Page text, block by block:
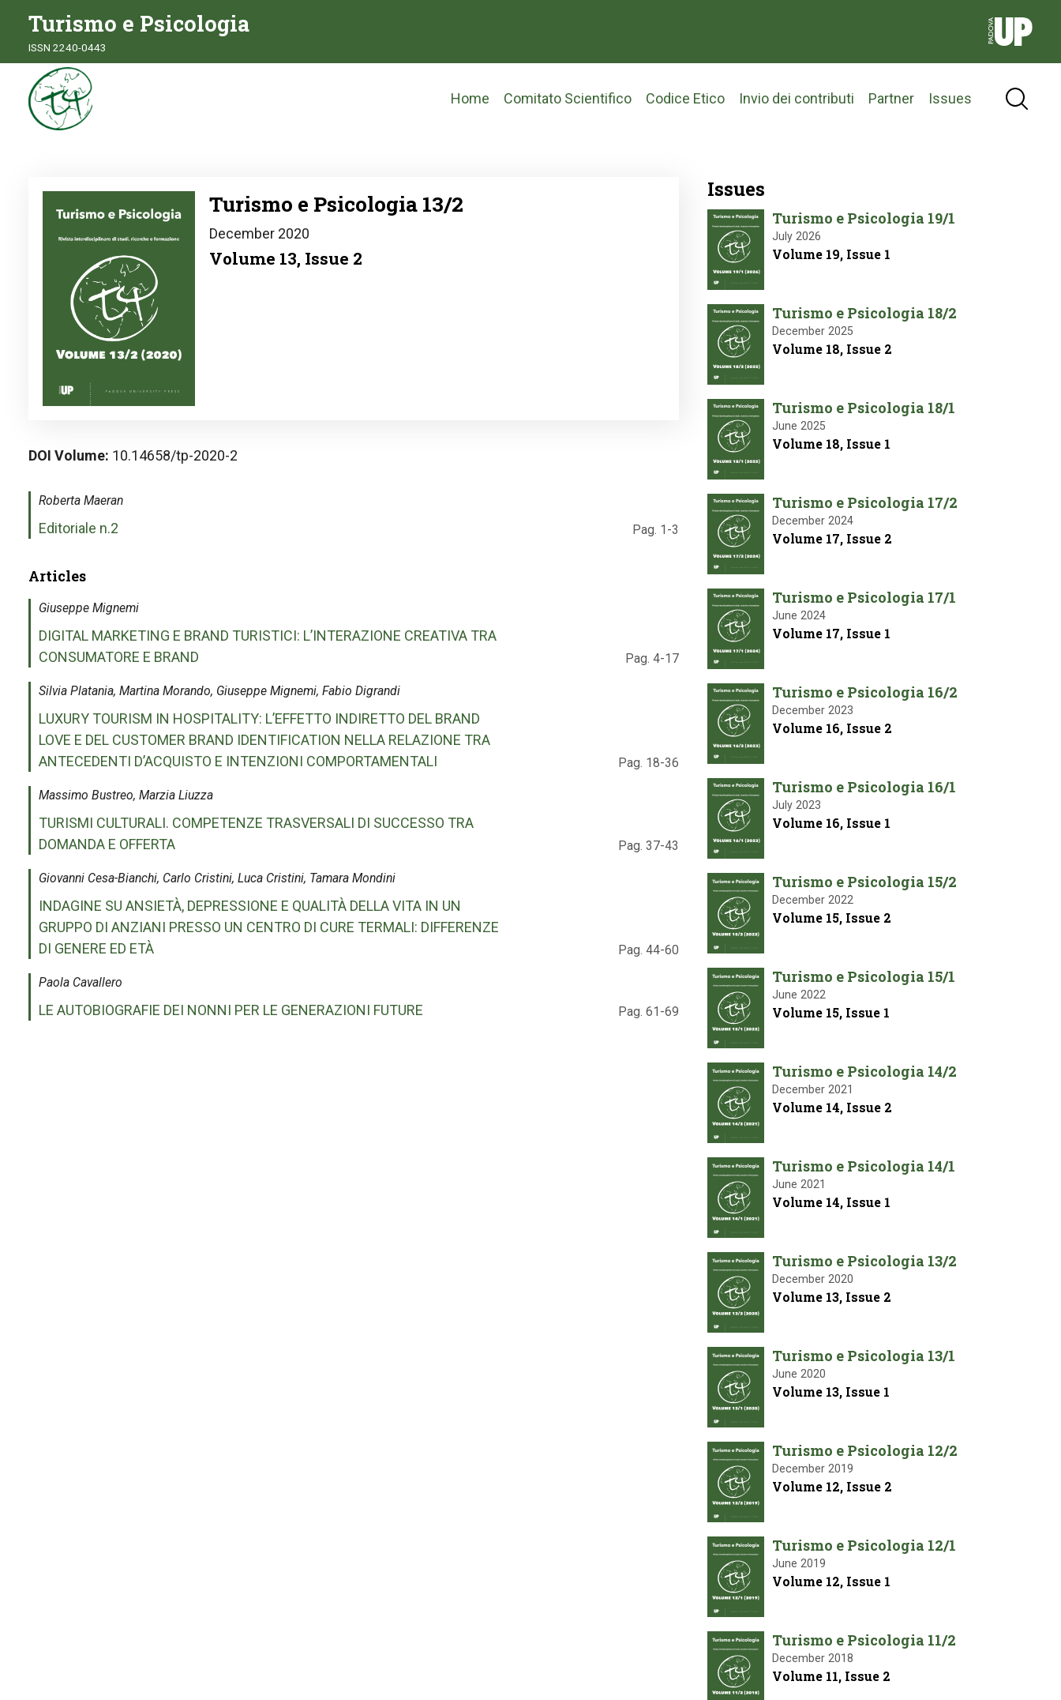
Turismo e Psicologia
ISSN 2240-0443
Main
Home Comitato Scientifico Codice Etico Invio dei contributi Partner Issues
Turismo e Psicologia 13/2
December 2020
Volume 13, Issue 2
DOI Volume 10.14658/tp-2020-2
Roberta Maeran
Editoriale n.2 Pag. 1-3
Articles
Giuseppe Mignemi
DIGITAL MARKETING E BRAND TURISTICI: L’INTERAZIONE CREATIVA TRA
CONSUMATORE E BRAND
Pag. 4-17
Silvia Platania, Martina Morando, Giuseppe Mignemi, Fabio Digrandi
LUXURY TOURISM IN HOSPITALITY: L’EFFETTO INDIRETTO DEL BRAND
LOVE E DEL CUSTOMER BRAND IDENTIFICATION NELLA RELAZIONE TRA
ANTECEDENTI D’ACQUISTO E INTENZIONI COMPORTAMENTALI
Pag. 18-36
Massimo Bustreo, Marzia Liuzza
TURISMI CULTURALI. COMPETENZE TRASVERSALI DI SUCCESSO TRA
DOMANDA E OFFERTA
Pag. 37-43
Giovanni Cesa-Bianchi, Carlo Cristini, Luca Cristini, Tamara Mondini
INDAGINE SU ANSIETÀ, DEPRESSIONE E QUALITÀ DELLA VITA IN UN
GRUPPO DI ANZIANI PRESSO UN CENTRO DI CURE TERMALI: DIFFERENZE
DI GENERE ED ETÀ
Pag. 44-60
Paola Cavallero
LE AUTOBIOGRAFIE DEI NONNI PER LE GENERAZIONI FUTURE Pag. 61-69
Issues
Turismo e Psicologia 19/1
July 2026
Volume 19, Issue 1
Turismo e Psicologia 18/2
December 2025
Volume 18, Issue 2
Turismo e Psicologia 18/1
June 2025
Volume 18, Issue 1
Turismo e Psicologia 17/2
December 2024
Volume 17, Issue 2
Turismo e Psicologia 17/1
June 2024
Volume 17, Issue 1
Turismo e Psicologia 16/2
December 2023
Volume 16, Issue 2
Turismo e Psicologia 16/1
July 2023
Volume 16, Issue 1
Turismo e Psicologia 15/2
December 2022
Volume 15, Issue 2
Turismo e Psicologia 15/1
June 2022
Volume 15, Issue 1
Turismo e Psicologia 14/2
December 2021
Volume 14, Issue 2
Turismo e Psicologia 14/1
June 2021
Volume 14, Issue 1
Turismo e Psicologia 13/2
December 2020
Volume 13, Issue 2
Turismo e Psicologia 13/1
June 2020
Volume 13, Issue 1
Turismo e Psicologia 12/2
December 2019
Volume 12, Issue 2
Turismo e Psicologia 12/1
June 2019
Volume 12, Issue 1
Turismo e Psicologia 11/2
December 2018
Volume 11, Issue 2